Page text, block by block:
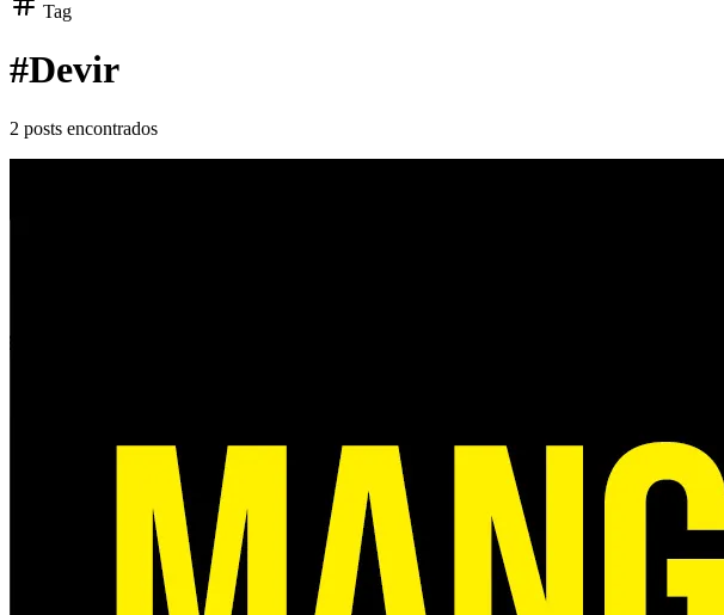
Tag
#Devir
2 posts encontrados